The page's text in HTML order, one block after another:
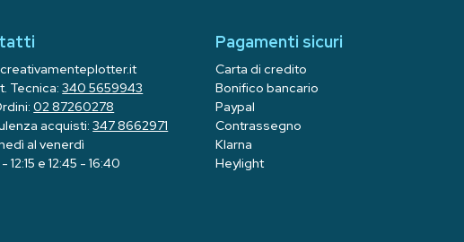
Tecnica:340 5659943
02 87260278
acquisti:347 8662971
al venerdì
12:15 e 12:45 - 16:40
Pagamenti sicuri
Carta di credito
Bonifico bancario
Paypal
Contrassegno
Klarna
Heylight